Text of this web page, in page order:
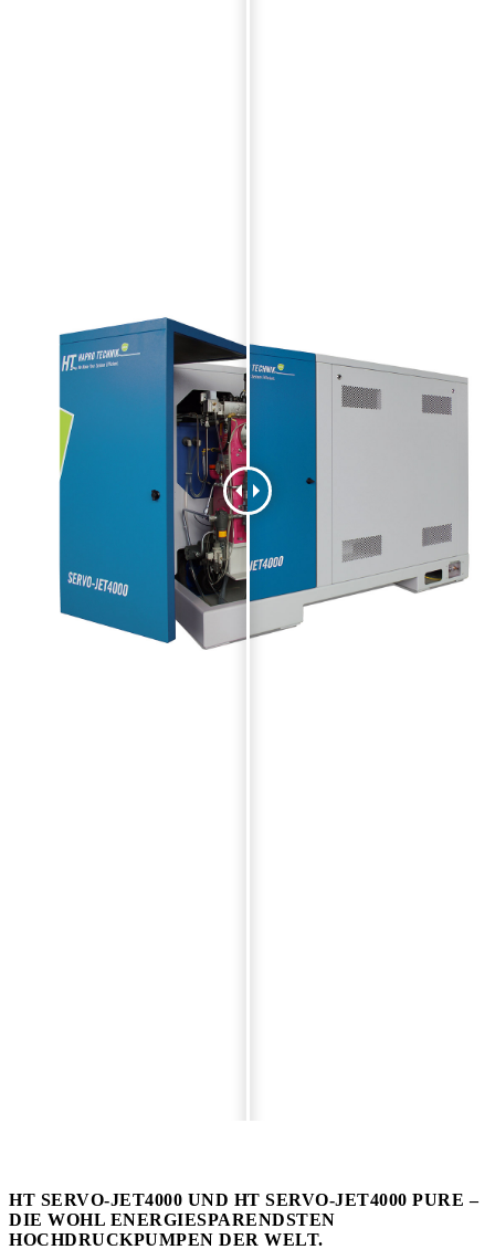
HT SERVO-JET4000 UND HT SERVO-JET4000 PURE –
DIE WOHL ENERGIESPARENDSTEN
HOCHDRUCKPUMPEN DER WELT.